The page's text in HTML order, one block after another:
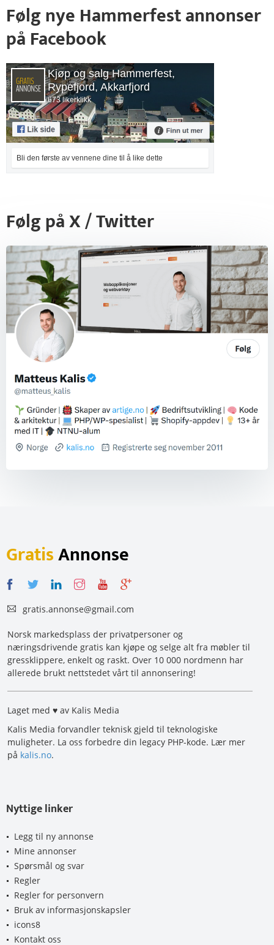
Følg nye Hammerfest annonser
på Facebook
Kjøp og salg Hammerfest,
Rypefjord, Akkarfjord
673 likerklikk
Bli den første av vennene dine til å like dette
Følg på X / Twitter
GratisAnnonse
gratis.annonse@gmail.com
Norsk markedsplass der privatpersoner og
næringsdrivende gratis kan kjøpe og selge alt fra møbler til
gressklippere, enkelt og raskt. Over 10 000 nordmenn har
allerede brukt nettstedet vårt til annonsering!
Laget med ♥ av Kalis Media
Kalis Media forvandler teknisk gjeld til teknologiske
muligheter. La oss forbedre din legacy PHP-kode. Lær mer
på kalis.no.
Nyttige linker
Legg til ny annonse
Mine annonser
Spørsmål og svar
Regler
Regler for personvern
Bruk av informasjonskapsler
icons8
Kontakt oss